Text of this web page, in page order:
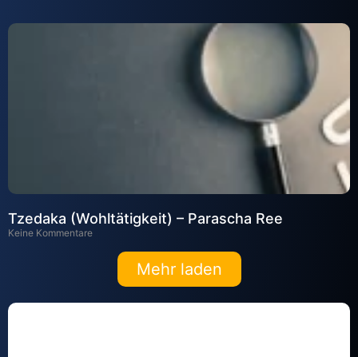
Tzedaka (Wohltätigkeit) – Parascha Ree
Keine Kommentare
Mehr laden